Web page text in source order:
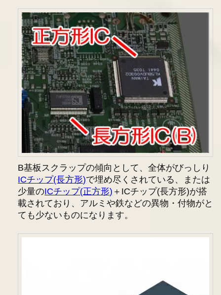
B基板スクラップの傾向として、全体がびっしり
ICチップ(長方形)で埋め尽くされている、または
少量のICチップ(正方形) ＋ICチップ(長方形)が搭
載されており、アルミや鉄などの異物・付物がと
ても少ないものになります。